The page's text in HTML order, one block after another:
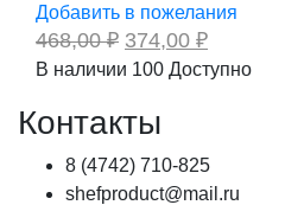
Добавить в пожелания
468,00₽ Первоначальная
цена
составляла
374,00 ₽Текущая
цена:
374,00 ₽.
В наличии 100 Доступно
Контакты
8 (4742) 710-825
shefproduct@mail.ru